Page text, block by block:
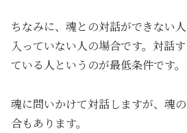
ちなみに、魂との対話ができない
入っていない人の場合です。対話
ている人というのが最低条件です。
魂に問いかけて対話しますが、魂
合もあります。